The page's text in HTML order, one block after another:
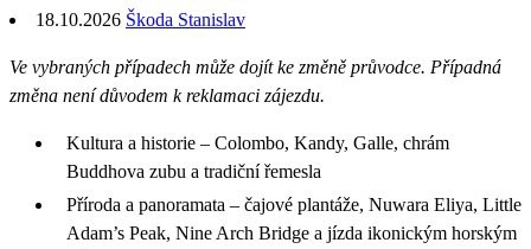
18.10.2026 Škoda Stanislav
Ve vybraných případech může dojít ke změně průvodce. Případná
změna není důvodem k reklamaci zájezdu.
Kultura a historie – Colombo, Kandy, Galle, chrám
Buddhova zubu a tradiční řemesla
Příroda a panoramata – čajové plantáže, Nuwara Eliya, Little
Adam’s Peak, Nine Arch Bridge a jízda ikonickým horským